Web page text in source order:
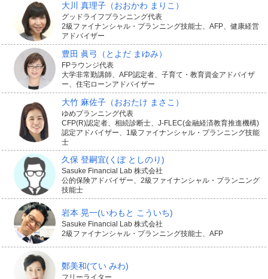
大川 真理子 （おおかわ まりこ）
グッドライフプランニング代表
2級ファイナンシャル・プランニング技能士、AFP、健康経営
アドバイザー
豊田 眞弓 （とよだ まゆみ）
FPラウンジ代表
大学非常勤講師、AFP認定者、子育て・教育資金アドバイザ
ー、住宅ローンアドバイザー
大竹 麻佐子 （おおたけ まさこ）
ゆめプランニング代表
CFP(R)認定者、相続診断士、J-FLEC(金融経済教育推進機構)
認定アドバイザー、1級ファイナンシャル・プランニング技能
士
久保 登嗣宜(くぼ としのり)
Sasuke Financial Lab 株式会社
公的保険アドバイザー、2級ファイナンシャル・プランニング
技能士
岩本 晃一(いわもと こういち)
Sasuke Financial Lab 株式会社
2級ファイナンシャル・プランニング技能士、AFP
鄭美和(てい みわ)
フリーライター